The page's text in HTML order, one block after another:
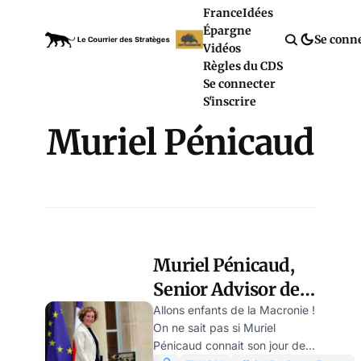
FranceIdées
Épargne
Vidéos
Règles du CDS
Se connecter
S'inscrire
Se
Muriel Pénicaud
Muriel Pénicaud,
Senior Advisor de
Bain Capital, par
Jean Eberthal
Allons enfants de la Macronie !
On ne sait pas si Muriel
Pénicaud connait son jour de